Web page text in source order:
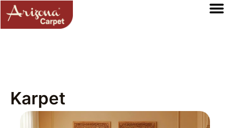
Karpet